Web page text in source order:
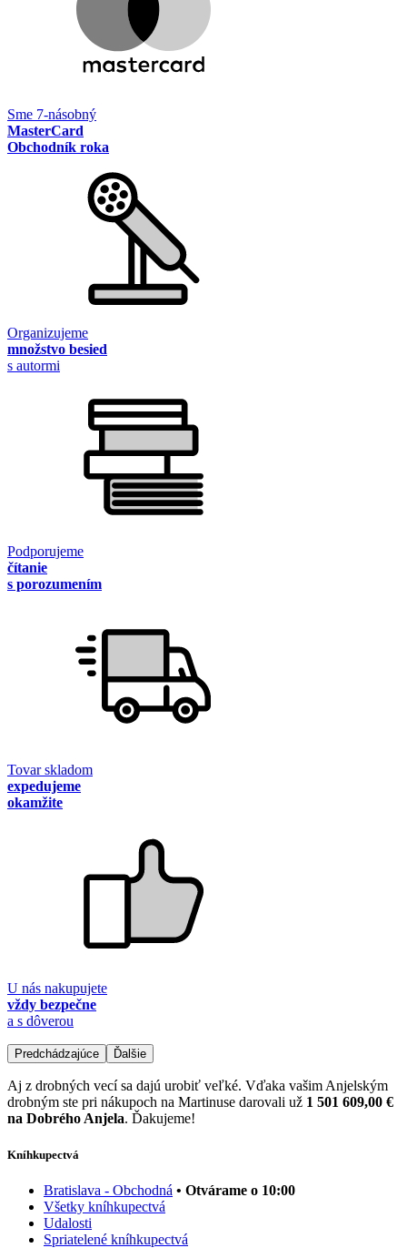
Sme 7-násobný
MasterCard
Obchodník roka
Organizujeme
množstvo besied
s autormi
Podporujeme
čítanie
s porozumením
Tovar skladom
expedujeme
okamžite
U nás nakupujete
vždy bezpečne
a s dôverou
Predchádzajúce Ďalšie
Aj z drobných vecí sa dajú urobiť veľké. Vďaka vašim Anjelským
drobným ste pri nákupoch na Martinuse darovali už 1 501 609,00 €
na Dobrého Anjela. Ďakujeme!
Kníhkupectvá
Bratislava - Obchodná • Otvárame o 10:00
Všetky kníhkupectvá
Udalosti
Spriatelené kníhkupectvá